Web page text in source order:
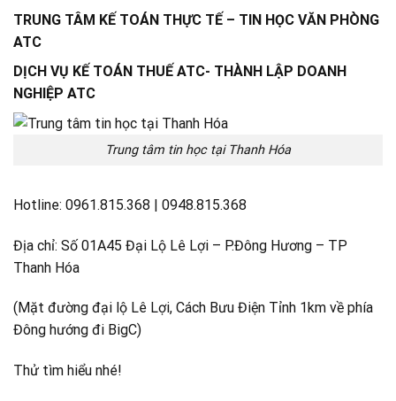
TRUNG TÂM KẾ TOÁN THỰC TẾ – TIN HỌC VĂN PHÒNG
ATC
DỊCH VỤ KẾ TOÁN THUẾ ATC- THÀNH LẬP DOANH
NGHIỆP ATC
Trung tâm tin học tại Thanh Hóa
Hotline: 0961.815.368 | 0948.815.368
Địa chỉ: Số 01A45 Đại Lộ Lê Lợi – P.Đông Hương – TP
Thanh Hóa
(Mặt đường đại lộ Lê Lợi, Cách Bưu Điện Tỉnh 1km về phía
Đông hướng đi BigC)
Thử tìm hiểu nhé!